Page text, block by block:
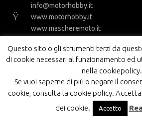
info@motorhobby.it
www.motorhobby.it
www.mascheremoto.it
MOTOR HOBBY SRL - PI
Questo sito o gli strumenti terzi da
di cookie necessari al funzionamento ed
nella cookiepolicy.
Se vuoi saperne di più o negare il
cookie, consulta la cookie policy.
dei cookie.
Accetto